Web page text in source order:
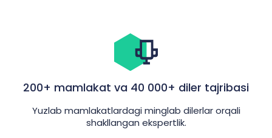
200+ mamlakat va 40 000+ diler tajribasi
Yuzlab mamlakatlardagi minglab dilerlar orqali
shakllangan ekspertlik.